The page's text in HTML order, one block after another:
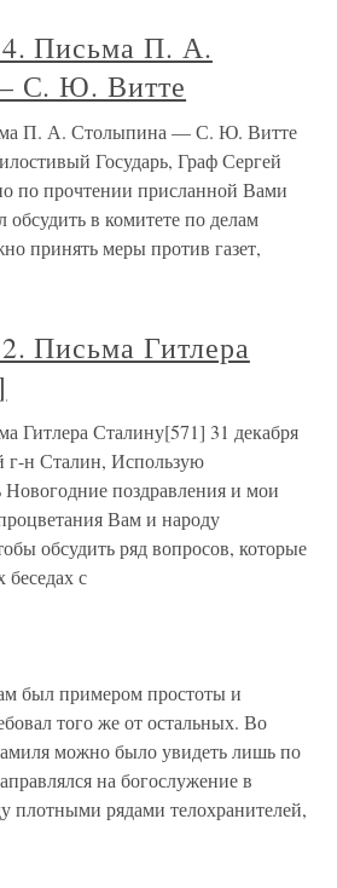
Письма П. А.
С. Ю. Витте
П. А. Столыпина — С. Ю. Витте
Государь, Граф Сергей
по прочтении присланной Вами
обсудить в комитете по делам
принять меры против газет,
Письма Гитлера
Гитлера Сталину[571] 31 декабря
г-н Сталин, Использую
Новогодние поздравления и мои
Вам и народу
обсудить ряд вопросов, которые
с
был примером простоты и
того же от остальных. Во
можно было увидеть лишь по
на богослужение в
плотными рядами телохранителей,